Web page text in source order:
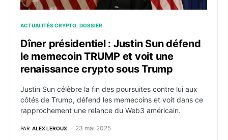
ACTUALITÉS CRYPTO DOSSIER
Dîner présidentiel : Justin Sun défend
le memecoin TRUMP et voit une
renaissance crypto sous Trump
Justin Sun célèbre la fin des poursuites contre lui aux
côtés de Trump, défend les memecoins et voit dans ce
rapprochement une relance du Web3 américain.
PAR ALEX LEROUX 23 mai 2025